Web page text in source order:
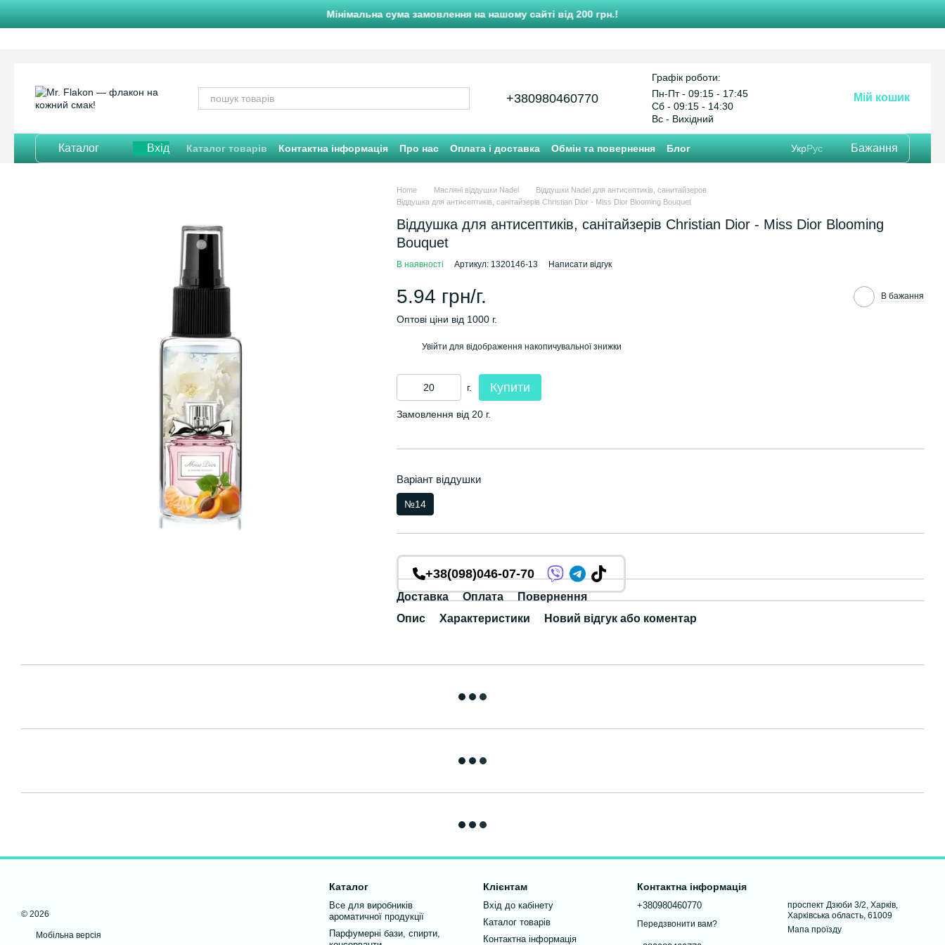
Мінімальна сума замовлення на нашому сайті від 200 грн.!
+380980460770
Графік роботи:
Пн-Пт - 09:15 - 17:45
Cб - 09:15 - 14:30
Вс - Вихідний
Мій кошик
Каталог Вхід Каталог товарів Контактна інформація Про нас Оплата і доставка Обмін та повернення
Блог
Відгуки про магазин
УкрРус Бажання
Home Масляні віддушки Nadel
Віддушки Nadel для антисептиків, санитайзеров
Віддушка для антисептиків, санітайзерів Christian Dior - Miss Dior Blooming Bouquet
Віддушка для антисептиків, санітайзерів Christian Dior - Miss Dior Blooming
Bouquet
В наявності Артикул: 1320146-13 Написати відгук
5.94 грн/г. В бажання
Оптові ціни від 1000 г.
Увійти для відображення накопичувальної знижки
г. Купити
Замовлення від 20 г.
Варіант віддушки
№14
+38(098)046-07-70
Доставка Оплата
Повернення
Опис
Характеристики Новий відгук або коментар
© 2026
Мобільна версія
Каталог
Все для виробників
ароматичної продукції
Парфумерні бази, спирти,
Клієнтам
Вхід до кабінету
Каталог товарів
Контактна інформація
Контактна інформація
+380980460770
Передзвонити вам?
проспект Дзюби 3/2, Харків,
Харківська область, 61009
Мапа проїзду